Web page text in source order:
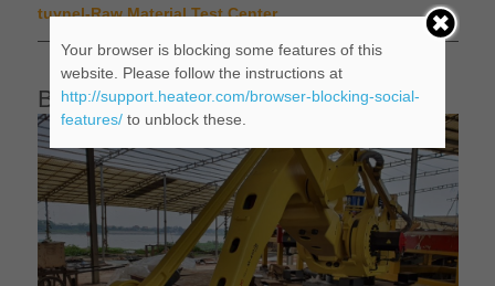
tuynel-Raw Material Test Center
Bài viết liên quan
Your browser is blocking some features of this
website. Please follow the instructions at
http://support.heateor.com/browser-blocking-social-
features/to unblock these.